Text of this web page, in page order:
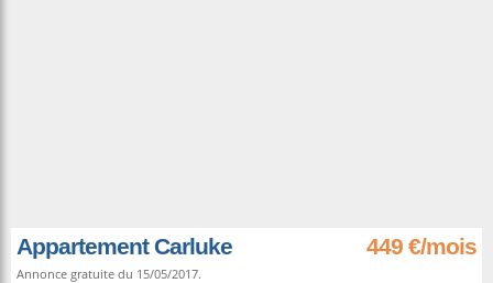
Appartement Carluke 449 €/mois
Annonce gratuite du 15/05/2017.